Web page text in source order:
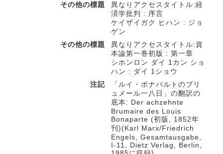
その他の標題
異なりアクセスタイトル:経
済学批判 : 序言
ケイザイガク ヒハン : ジョ
ゲン
その他の標題
異なりアクセスタイトル:資
本論第一巻初版 : 第一章
シホンロン ダイ 1カン ショ
ハン : ダイ 1ショウ
注記
「ルイ・ボナパルトのブリ
ュメール一八日」の翻訳の
底本: Der achzehnte
Brumaire des Louis
Bonaparte (初版, 1852年
刊)(Karl Marx/Friedrich
Engels, Gesamtausgabe,
I-11, Dietz Verlag, Berlin,